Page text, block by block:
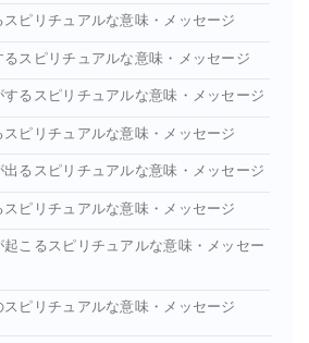
ピリチュアルな意味・メッセージ
スピリチュアルな意味・メッセージ
るスピリチュアルな意味・メッセージ
ピリチュアルな意味・メッセージ
るスピリチュアルな意味・メッセージ
ピリチュアルな意味・メッセージ
こるスピリチュアルな意味・メッセー
ピリチュアルな意味・メッセージ